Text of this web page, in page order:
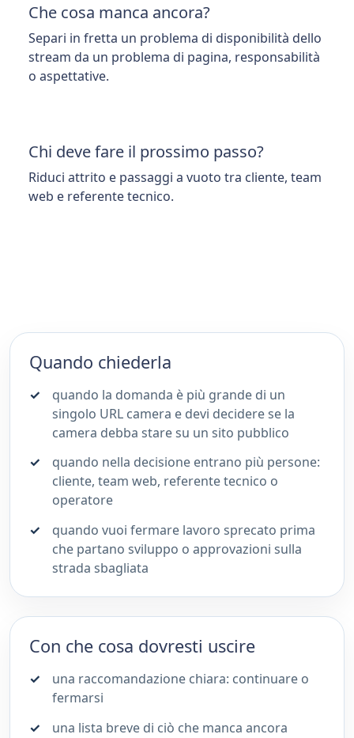
Che cosa manca ancora?
Separi in fretta un problema di disponibilità dello
stream da un problema di pagina, responsabilità
o aspettative.
Chi deve fare il prossimo passo?
Riduci attrito e passaggi a vuoto tra cliente, team
web e referente tecnico.
Quando chiederla
quando la domanda è più grande di un
singolo URL camera e devi decidere se la
camera debba stare su un sito pubblico
quando nella decisione entrano più persone:
cliente, team web, referente tecnico o
operatore
quando vuoi fermare lavoro sprecato prima
che partano sviluppo o approvazioni sulla
strada sbagliata
Con che cosa dovresti uscire
una raccomandazione chiara: continuare o
fermarsi
una lista breve di ciò che manca ancora